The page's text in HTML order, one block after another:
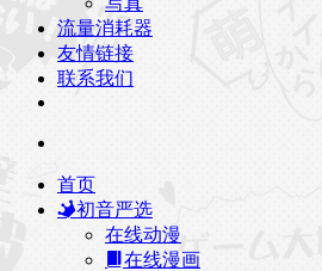
流量消耗器
友情链接
联系我们
首页
初音严选
在线动漫
在线漫画